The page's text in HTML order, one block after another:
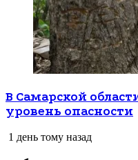
В Самарской
уровень опасности